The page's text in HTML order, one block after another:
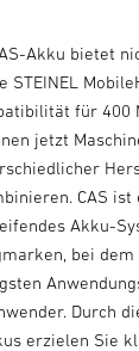
Akku bietet
für 400
jetzt
CAS ist
Akku-
bei dem
Durch
erzielen Sie